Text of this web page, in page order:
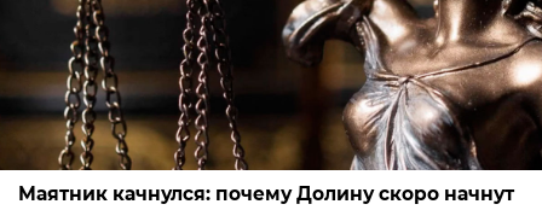
Маятник качнулся: почему Долину скоро начнут